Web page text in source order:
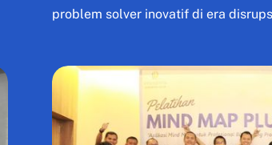
problem solver inovatif di era